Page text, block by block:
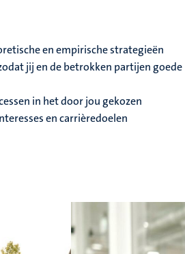
en empirische strategieën
jij en de betrokken partijen goede
in het door jou gekozen
en carrièredoelen